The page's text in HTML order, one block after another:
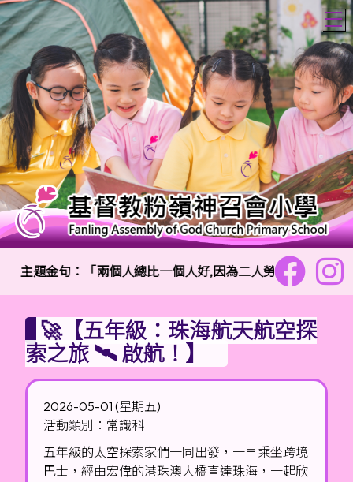
主題金句：「兩個人總比一個人好,因為二人勞碌同得美好的
🚀【五年級：珠海航天航空探
索之旅 🛰️ 啟航！】
2026-05-01 (星期五)
活動類別：常識科
五年級的太空探索家們一同出發，一早乘坐跨境
巴士，經由宏偉的港珠澳大橋直達珠海，一起欣